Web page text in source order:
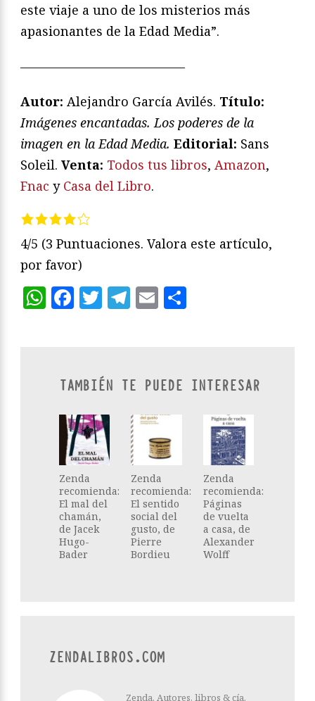
este viaje a uno de los misterios más
apasionantes de la Edad Media”.
—————————————
Autor: Alejandro García Avilés. Título:
Imágenes encantadas. Los poderes de la
imagen en la Edad Media. Editorial: Sans
Soleil. Venta: Todos tus libros, Amazon,
Fnac y Casa del Libro.
4/5 (3 Puntuaciones. Valora este artículo,
por favor)
WhatsApp
Facebook
Twitter
Telegram
Email
TAMBIÉN TE PUEDE INTERESAR
Zenda
recomienda:
El mal del
chamán,
de Jacek
Hugo-
Bader
Zenda
recomienda:
El sentido
social del
gusto, de
Pierre
Bordieu
Zenda
recomienda:
Páginas
de vuelta
a casa, de
Alexander
Wolff
ZENDALIBROS.COM
Zenda. Autores, libros & cía.